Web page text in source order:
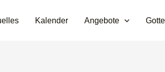
Kalender Angebote